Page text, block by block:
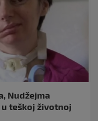
Nudžejma
teškoj životnoj